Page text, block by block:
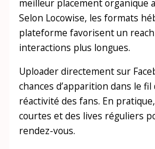
meilleur placement organique
Selon Locowise, les formats
plateforme favorisent un
interactions plus longues.
Uploader directement sur
chances d’apparition dans le fil
réactivité des fans. En
courtes et des lives réguliers
rendez-vous.